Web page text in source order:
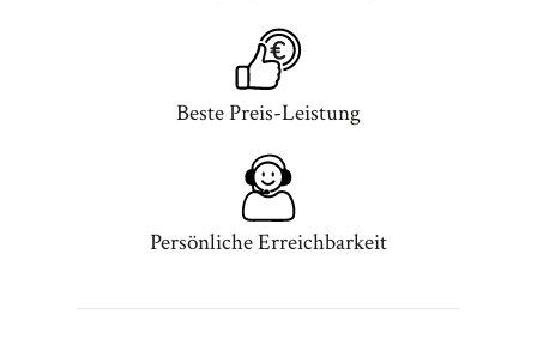
Beste Preis-Leistung
Persönliche Erreichbarkeit